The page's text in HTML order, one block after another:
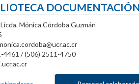
Licda. Mónica Córdoba Guzmán
4461 / (506) 2511-4750